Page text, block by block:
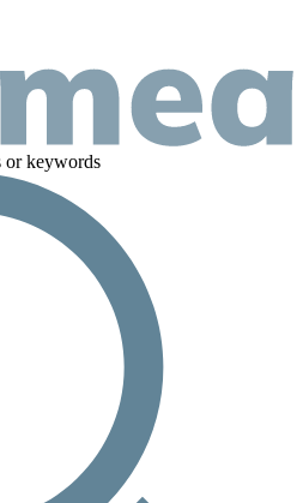
or keywords